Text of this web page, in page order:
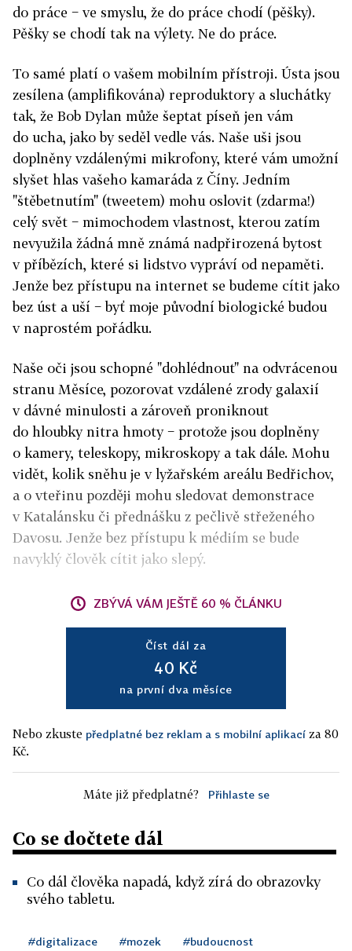
do práce − ve smyslu, že do práce chodí (pěšky).
Pěšky se chodí tak na výlety. Ne do práce.
To samé platí o vašem mobilním přístroji. Ústa jsou
zesílena (amplifikována) reproduktory a sluchátky
tak, že Bob Dylan může šeptat píseň jen vám
do ucha, jako by seděl vedle vás. Naše uši jsou
doplněny vzdálenými mikrofony, které vám umožní
slyšet hlas vašeho kamaráda z Číny. Jedním
"štěbetnutím" (tweetem) mohu oslovit (zdarma!)
celý svět − mimochodem vlastnost, kterou zatím
nevyužila žádná mně známá nadpřirozená bytost
v příbězích, které si lidstvo vypráví od nepaměti.
Jenže bez přístupu na internet se budeme cítit jako
bez úst a uší − byť moje původní biologické budou
v naprostém pořádku.
Naše oči jsou schopné "dohlédnout" na odvrácenou
stranu Měsíce, pozorovat vzdálené zrody galaxií
v dávné minulosti a zároveň proniknout
do hloubky nitra hmoty − protože jsou doplněny
o kamery, teleskopy, mikroskopy a tak dále. Mohu
vidět, kolik sněhu je v lyžařském areálu Bedřichov,
a o vteřinu později mohu sledovat demonstrace
v Katalánsku či přednášku z pečlivě střeženého
Davosu. Jenže bez přístupu k médiím se bude
navyklý člověk cítit jako slepý.
ZBÝVÁ VÁM JEŠTĚ 60 % ČLÁNKU
Číst dál za
40 Kč
na první dva měsíce
Nebo zkuste předplatné bez reklam a s mobilní aplikací za 80
Kč.
Máte již předplatné? Přihlaste se
Co se dočtete dál
Co dál člověka napadá, když zírá do obrazovky
svého tabletu.
#digitalizace #mozek #budoucnost